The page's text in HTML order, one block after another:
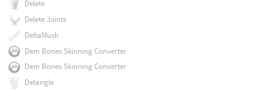
Delete
Delete Joints
DeltaMush
Dem Bones Skinning Converter
Dem Bones Skinning Converter
Detangle